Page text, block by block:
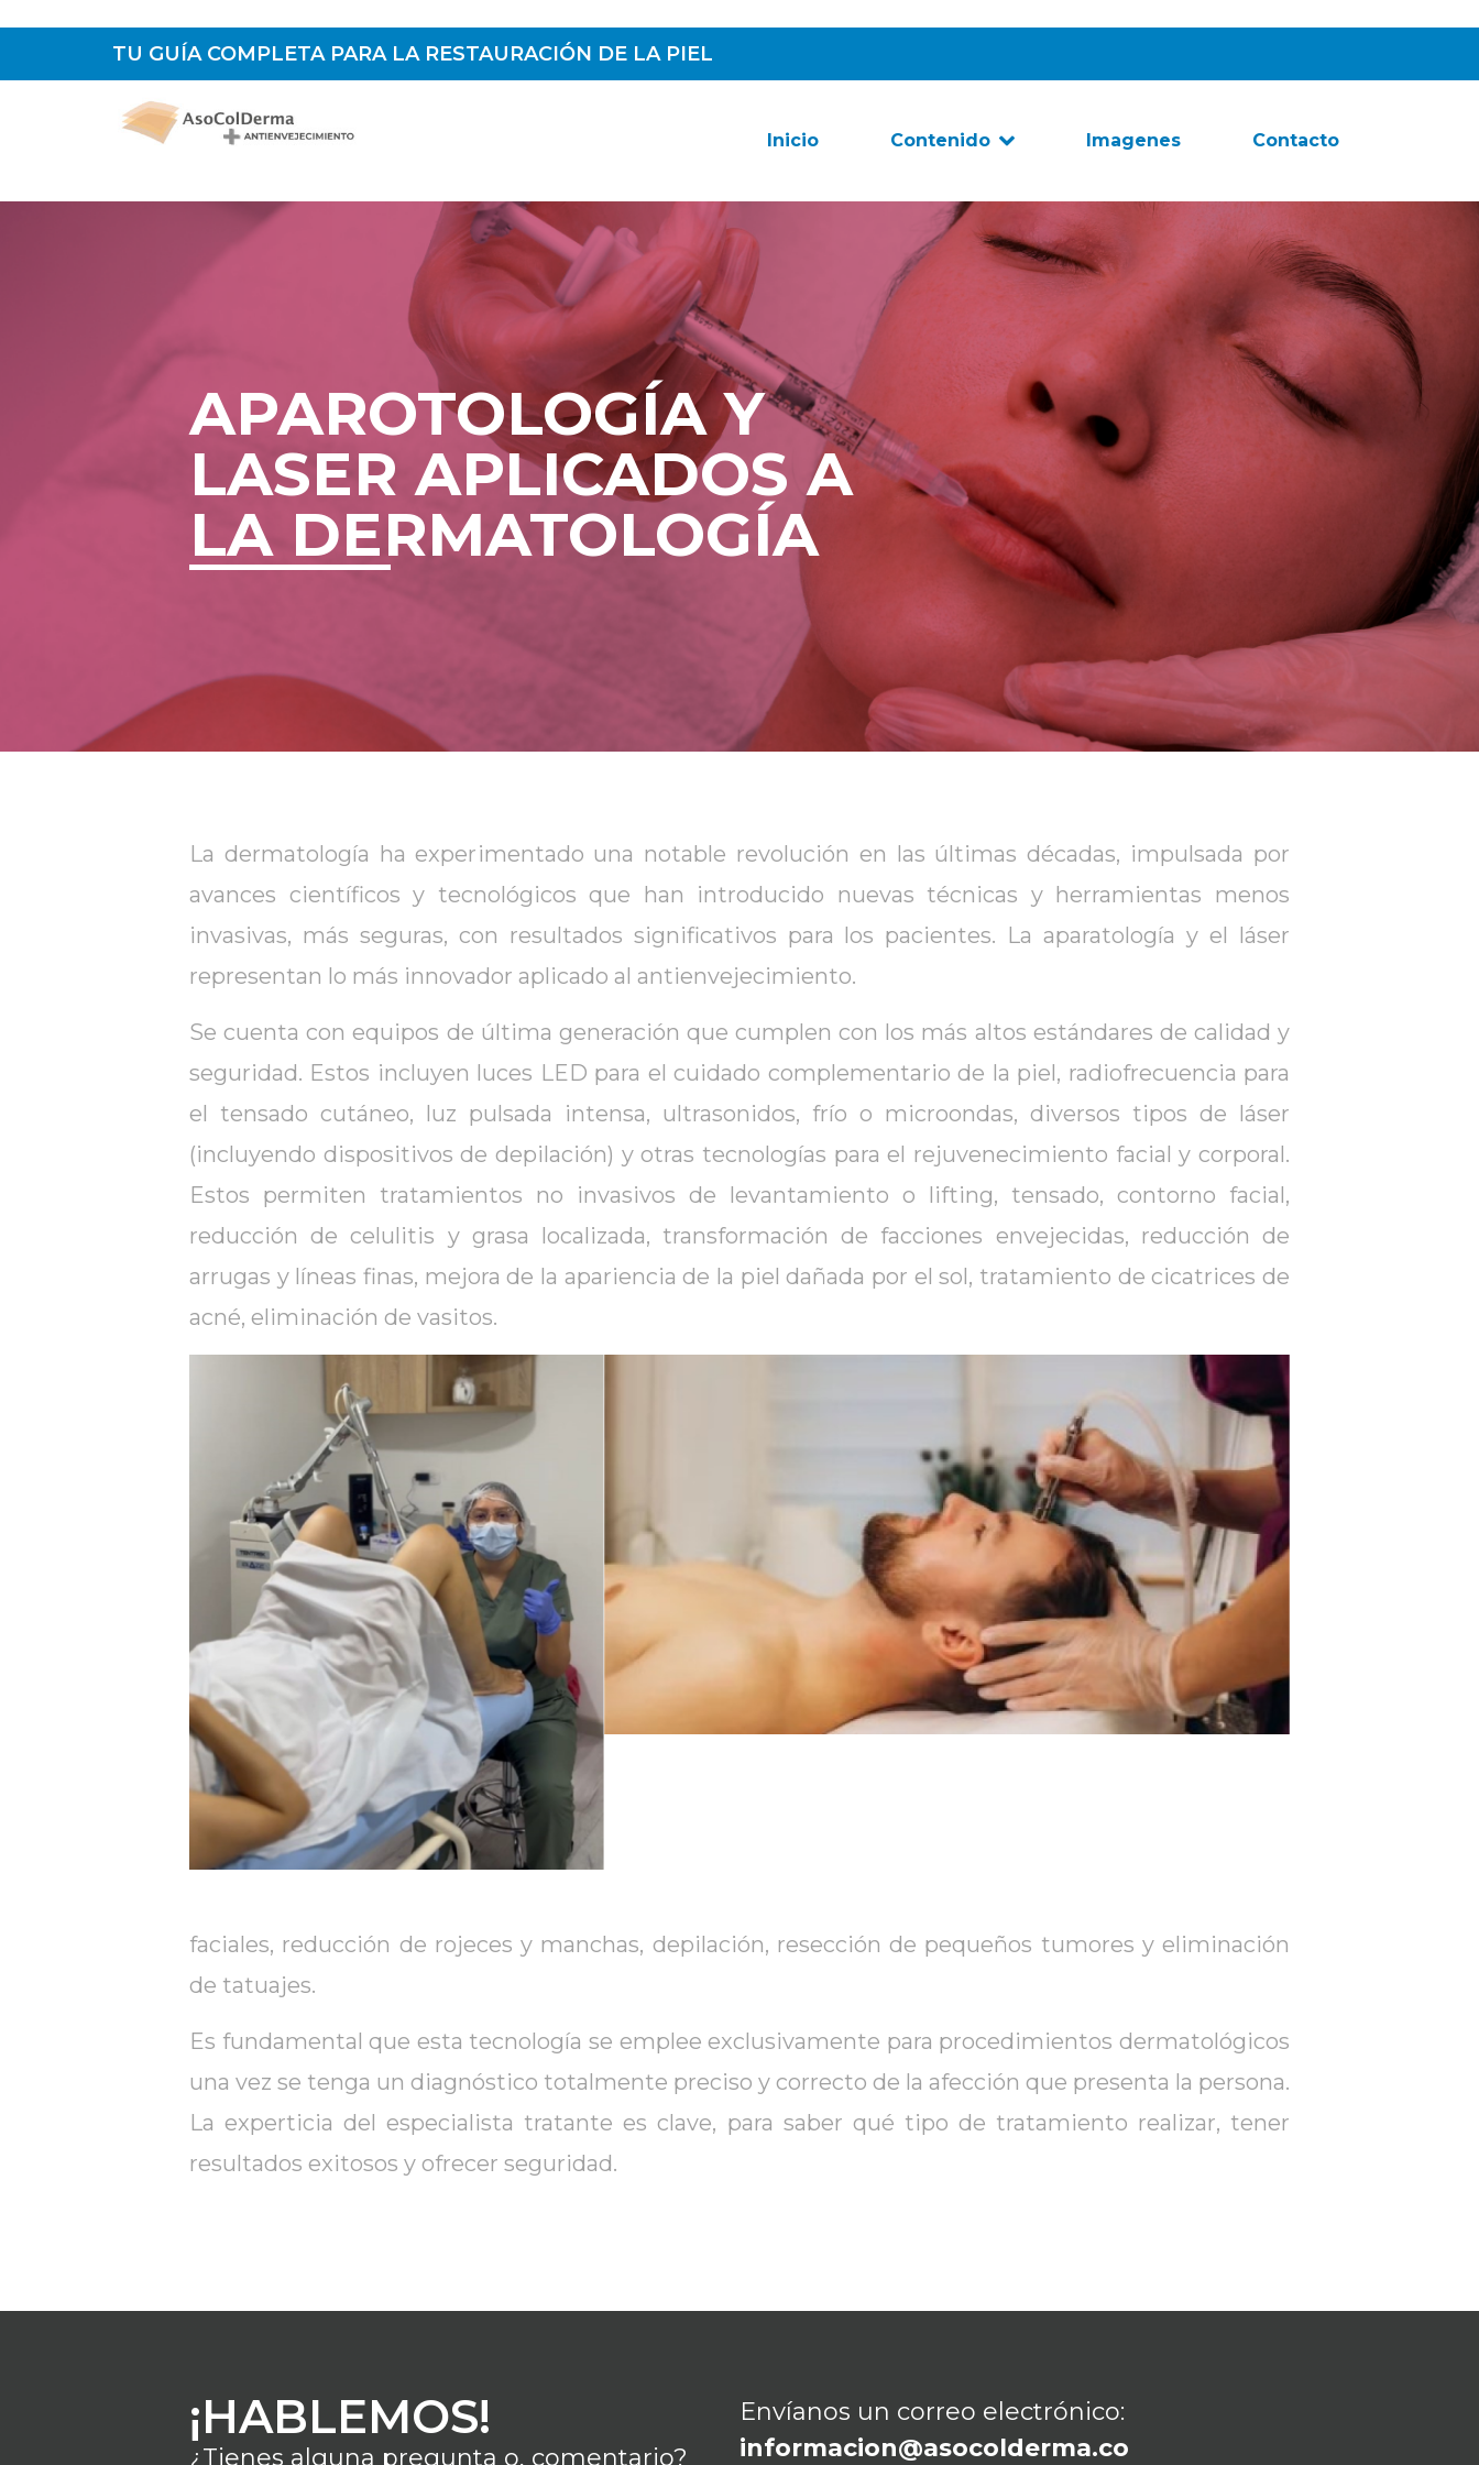
TU GUÍA COMPLETA PARA LA RESTAURACIÓN DE LA PIEL
Inicio Contenido Imagenes Contacto
APAROTOLOGÍA Y
LASER APLICADOS A
LA DERMATOLOGÍA
La dermatología ha experimentado una notable revolución en las últimas décadas, impulsada por
avances científicos y tecnológicos que han introducido nuevas técnicas y herramientas menos
invasivas, más seguras, con resultados significativos para los pacientes. La aparatología y el láser
representan lo más innovador aplicado al antienvejecimiento.
Se cuenta con equipos de última generación que cumplen con los más altos estándares de calidad y
seguridad. Estos incluyen luces LED para el cuidado complementario de la piel, radiofrecuencia para
el tensado cutáneo, luz pulsada intensa, ultrasonidos, frío o microondas, diversos tipos de láser
(incluyendo dispositivos de depilación) y otras tecnologías para el rejuvenecimiento facial y corporal.
Estos permiten tratamientos no invasivos de levantamiento o lifting, tensado, contorno facial,
reducción de celulitis y grasa localizada, transformación de facciones envejecidas, reducción de
arrugas y líneas finas, mejora de la apariencia de la piel dañada por el sol, tratamiento de cicatrices de
acné, eliminación de vasitos.
faciales, reducción de rojeces y manchas, depilación, resección de pequeños tumores y eliminación
de tatuajes.
Es fundamental que esta tecnología se emplee exclusivamente para procedimientos dermatológicos
una vez se tenga un diagnóstico totalmente preciso y correcto de la afección que presenta la persona.
La experticia del especialista tratante es clave, para saber qué tipo de tratamiento realizar, tener
resultados exitosos y ofrecer seguridad.
¡HABLEMOS!
¿Tienes alguna pregunta o, comentario?
Envíanos un correo electrónico:
informacion@asocolderma.co